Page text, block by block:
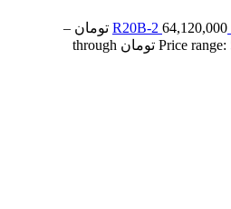
64,120,000 تومان –
Price range: 57,920,000 تومان through